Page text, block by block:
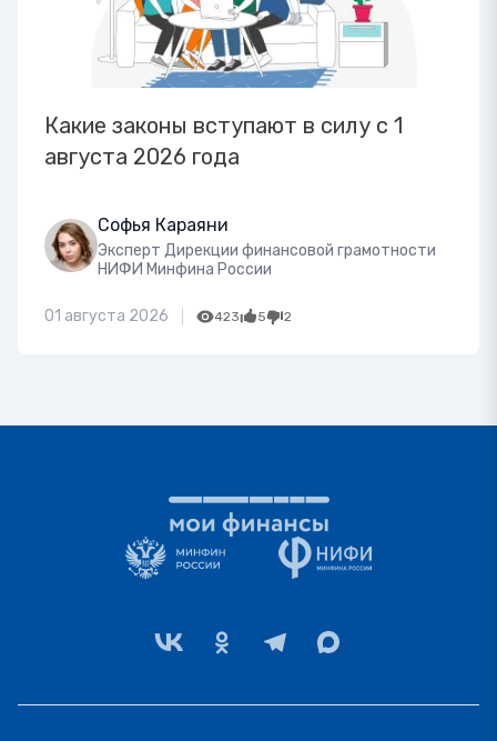
Какие законы вступают в силу с 1
августа 2026 года
Софья Караяни
Эксперт Дирекции финансовой грамотности
НИФИ Минфина России
01 августа 2026 423 5 2